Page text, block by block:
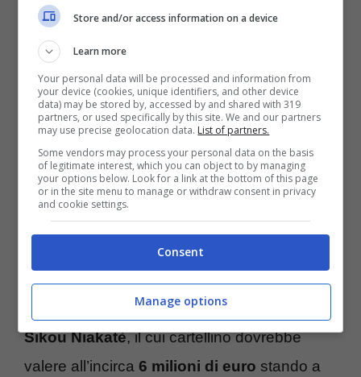
monitorare sotto traccia un profilo che
seguirebbe da tempo. A furia di guardare
altrove, però,la dirigenza bianconera
avrebbe permesso alla concorrenza di
inserirsi nelle trattative per il
calciatore fino a farselo in pratica soffiare.
Stando infatti a quanto riportato questa
mattina in edicola daIl Corriere dello Sport
decisivo sul difensore delloSporting Braga
Sikou Niakatè, il cui cartellino dovrebbe
valere all’incirca 6 milioni di euro stando a
Store and/or access information on a device
Learn more
Your personal data will be processed and information from
your device (cookies, unique identifiers, and other device
data) may be stored by, accessed by and shared with 319
partners, or used specifically by this site. We and our partners
may use precise geolocation data. List of partners.
Some vendors may process your personal data on the basis
of legitimate interest, which you can object to by managing
your options below. Look for a link at the bottom of this page
or in the site menu to manage or withdraw consent in privacy
and cookie settings.
Consent
Manage options